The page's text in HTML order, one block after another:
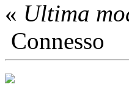
« Ultima
Connesso